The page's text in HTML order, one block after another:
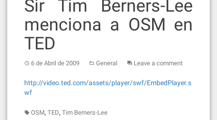
Sir Tim Berners-Lee
menciona a OSM en
TED
6 de Abril de 2009 General Leave a comment
http://video.ted.com/assets/player/swf/EmbedPlayer.s
wf
OSM, TED, Tim Berners-Lee